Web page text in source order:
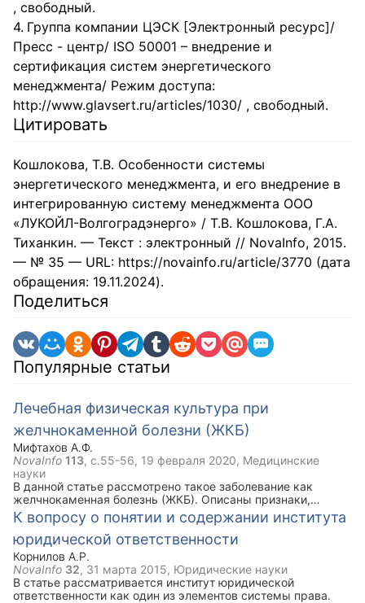
, свободный.
Группа компании ЦЭСК [Электронный ресурс]/
Пресс - центр/ ISO 50001 – внедрение и
сертификация систем энергетического
менеджмента/ Режим доступа:
http://www.glavsert.ru/articles/1030/ , свободный.
Цитировать
Кошлокова, Т.В. Особенности системы
энергетического менеджмента, и его внедрение в
интегрированную систему менеджмента ООО
«ЛУКОЙЛ-Волгоградэнерго» / Т.В. Кошлокова, Г.А.
Тиханкин. — Текст : электронный // NovaInfo, 2015.
— № 35 — URL: https://novainfo.ru/article/3770 (дата
обращения: 19.11.2024).
Поделиться
Популярные статьи
Лечебная физическая культура при
желчнокаменной болезни (ЖКБ)
Мифтахов А.Ф.
NovaInfo 113, с.55-56, 19 февраля 2020, Медицинские
науки
В данной статье рассмотрено такое заболевание как
желчнокаменная болезнь (ЖКБ). Описаны признаки,
симптомы, задачи ЛФК при данной болезни. Ключевым
моментом статьи является комплекс упражнений лечебной
физической культуры при ЖКБ, который рекомендован
наряду с медикаментозным лечением.
К вопросу о понятии и содержании института
юридической ответственности
Корнилов А.Р.
NovaInfo 32, 31 марта 2015, Юридические науки
В статье рассматривается институт юридической
ответственности как один из элементов системы права.